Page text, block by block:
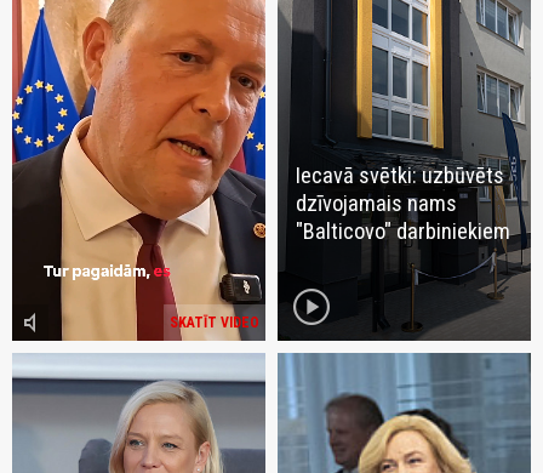
SKATĪT VIDEO
volume_mute
Iecavā svētki: uzbūvēts
dzīvojamais nams
"Balticovo" darbiniekiem
play_circle